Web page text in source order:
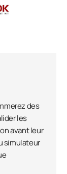
des
les
avant leur
simulateur